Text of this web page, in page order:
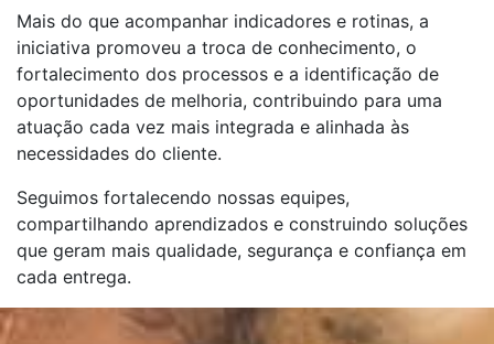
Mais do que acompanhar indicadores e rotinas, a
iniciativa promoveu a troca de conhecimento, o
fortalecimento dos processos e a identificação de
oportunidades de melhoria, contribuindo para uma
atuação cada vez mais integrada e alinhada às
necessidades do cliente.
Seguimos fortalecendo nossas equipes,
compartilhando aprendizados e construindo soluções
que geram mais qualidade, segurança e confiança em
cada entrega.